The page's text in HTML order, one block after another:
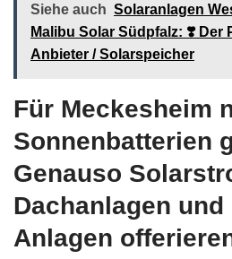
Siehe auch Solaranlagen
Malibu Solar Südpfalz: ❣️ Der
Anbieter / Solarspeicher
Für Meckesheim
Sonnenbatterien
Genauso
Dachanlagen
Anlagen